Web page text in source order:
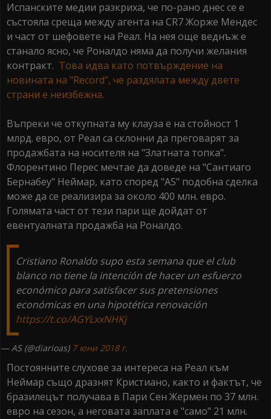
Испанските медии разкриха, че по-рано днес се е
състояла среща между агента на CR7 Жорже Мендес
и част от шефовете на Реал. На нея още веднъж е
станало ясно, че Роналдо няма да получи желания
контракт. Това идва като потвърждение на
новината на "Record", че раздялата между двете
страни е неизбежна.
Въпреки че откупната му клауза е на стойност 1
млрд. евро, от Реал са склонни да преговарят за
продажбата на носителя на "Златната топка".
Флорентино Перес мечтае да доведе на "Сантиаго
Бернабеу" Неймар, като според "AS" подобна сделка
може да се реализира за около 400 млн. евро.
Голямата част от тези пари ще дойдат от
евентуалната продажба на Роналдо.
Cristiano Ronaldo supo esta semana que el club
blanco no tiene la intención de hacer un esfuerzo
económico para satisfacer sus pretensiones
económicas en una hipotética renovación
https://t.co/AGYLxxNHKj
— AS (@diarioas) 7 юни 2018 г.
Постоянните слухове за интереса на Реал към
Неймар също дразнят Кристиано, както и фактът, че
бразилецът получава в Пари Сен Жермен по 37 млн.
евро на сезон, а неговата заплата е "само" 21 млн.